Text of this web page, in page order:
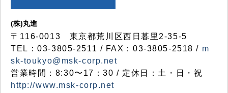
(株)丸進
〒116-0013 東京都荒川区西日暮里2-35-5
TEL：03-3805-2511 / FAX：03-3805-2518 / m
sk-toukyo@msk-corp.net
営業時間：8:30〜17：30 / 定休日：土・日・祝
http://www.msk-corp.net